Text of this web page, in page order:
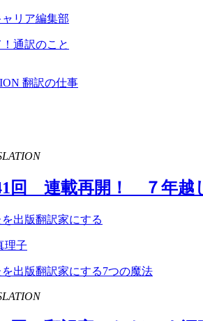
リア編集部
通訳のこと
翻訳の仕事
回 連載再開！ ７年越
出版翻訳家にする
理子
を出版翻訳家にする7つの魔法